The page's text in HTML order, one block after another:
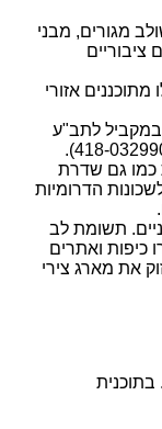
מגורים, מבני
ציבוריים
אזורי
במקביל לתב"ע
כמו גם שדרת
הדרומיות
תשומת לב
כיפות ואתרים
את מארג צירי
השיפועים משתנים כולל אזורים מעל 12%. בתוכנית